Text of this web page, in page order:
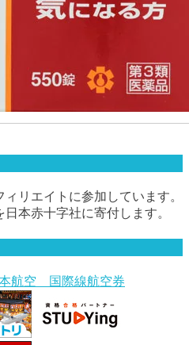
リエイトに参加しています。
本赤十字社に寄付します。